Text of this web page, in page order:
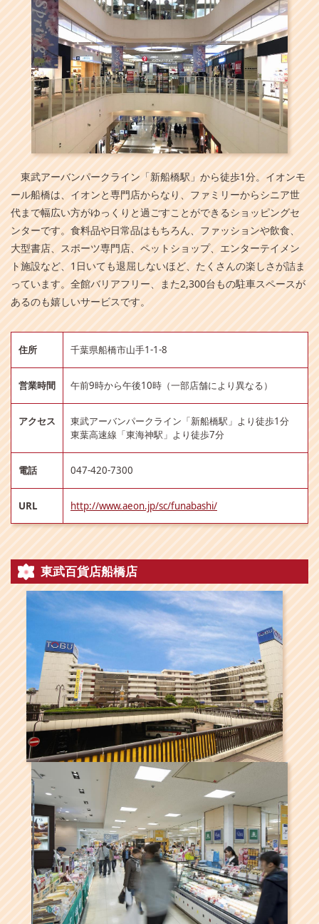
東武アーバンパークライン「新船橋駅」から徒歩1分。イオンモ
ール船橋は、イオンと専門店からなり、ファミリーからシニア世
代まで幅広い方がゆっくりと過ごすことができるショッピングセ
ンターです。食料品や日常品はもちろん、ファッションや飲食、
大型書店、スポーツ専門店、ペットショップ、エンターテイメン
ト施設など、1日いても退屈しないほど、たくさんの楽しさが詰ま
っています。全館バリアフリー、また2,300台もの駐車スペースが
あるのも嬉しいサービスです。
住所 千葉県船橋市山手1-1-8
営業時間 午前9時から午後10時（一部店舗により異なる）
アクセス
東武アーバンパークライン「新船橋駅」より徒歩1分
東葉高速線「東海神駅」より徒歩7分
電話 047-420-7300
URL http://www.aeon.jp/sc/funabashi/
東武百貨店船橋店